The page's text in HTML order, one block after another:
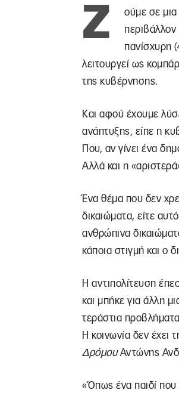
Ζ
ούμε σε μια
πανίσχυρη
λειτουργεί ως
της κυβέρνησης.
Και αφού έχουμε
ανάπτυξης, είπε η
Που, αν γίνει ένα
Αλλά και η
Ένα θέμα που δεν
δικαιώματα, είτε
ανθρώπινα
κάποια στιγμή και ο
Η αντιπολίτευση
και μπήκε για άλλη
τεράστια
Η κοινωνία δεν έχει
ΔρόμουΑντώνης
«Όπως ένα παιδί που